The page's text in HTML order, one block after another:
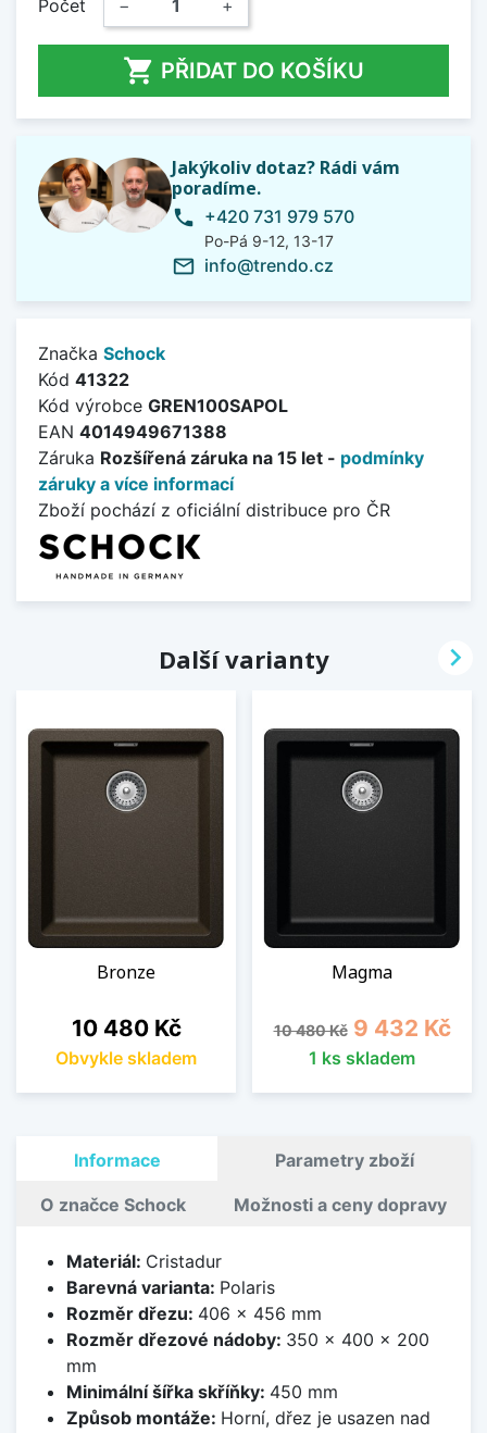
Počet − +
 PŘIDAT DO KOŠÍKU
Jakýkoliv dotaz? Rádi vám
poradíme.
phone +420 731 979 570
Po-Pá 9-12, 13-17
mail_outline info@trendo.cz
Značka Schock
Kód 41322
Kód výrobce GREN100SAPOL
EAN 4014949671388
Záruka Rozšířená záruka na 15 let - podmínky
záruky a více informací
Zboží pochází z oficiální distribuce pro ČR
Další varianty
Bronze
Cena
10 480 Kč
Obvykle skladem
Magma
Běžná cena
10 480 Kč Cena
9 432 Kč
1 ks skladem

Informace Parametry zboží
O značce Schock Možnosti a ceny dopravy
Materiál: Cristadur
Barevná varianta: Polaris
Rozměr dřezu: 406 x 456 mm
Rozměr dřezové nádoby: 350 x 400 x 200
mm
Minimální šířka skříňky: 450 mm
Způsob montáže: Horní, dřez je usazen nad